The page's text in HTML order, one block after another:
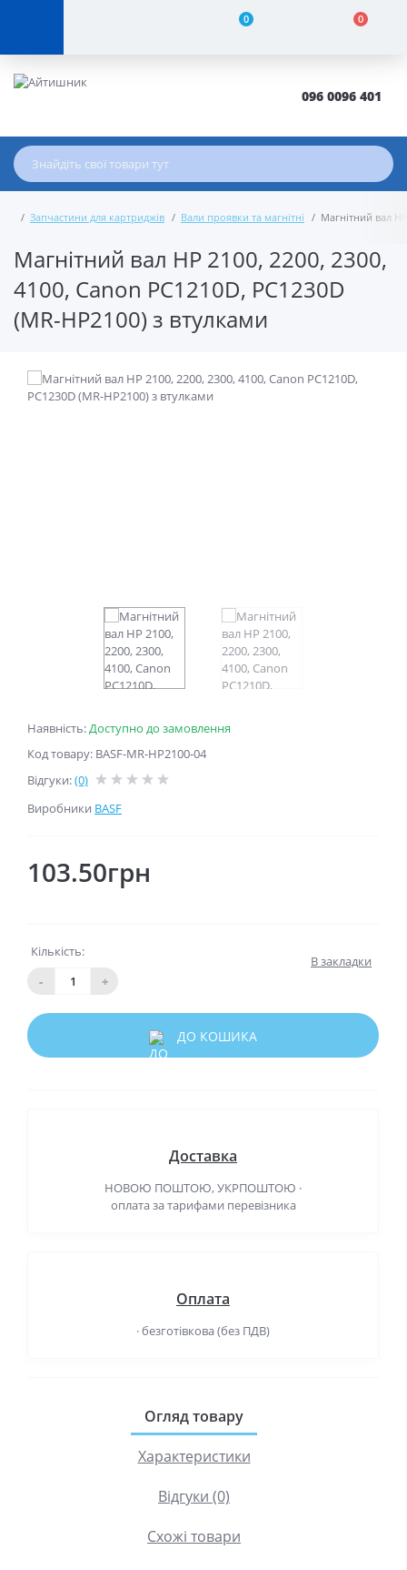
0 0
096 0096 401
Запчастини для картриджів Вали проявки та магнітні Магнітний вал
Магнітний вал HP 2100, 2200, 2300,
4100, Canon PC1210D, PC1230D
(MR-HP2100) з втулками
Наявність:Доступно до замовлення
Код товару: BASF-MR-HP2100-04
Відгуки:(0)
Виробники BASF
103.50грн
Кількість:
-
+
В закладки
ДО КОШИКА
Доставка
НОВОЮ ПОШТОЮ, УКРПОШТОЮ ·
оплата за тарифами перевізника
Оплата
· безготівкова (без ПДВ)
Огляд товару
Характеристики
Відгуки (0)
Схожі товари